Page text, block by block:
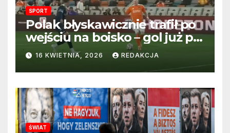
SPORT
Polak błyskawicznie trafił po
wejściu na boisko – gol już po
22 sekundach!
16 KWIETNIA, 2026 REDAKCJA
ŚWIAT